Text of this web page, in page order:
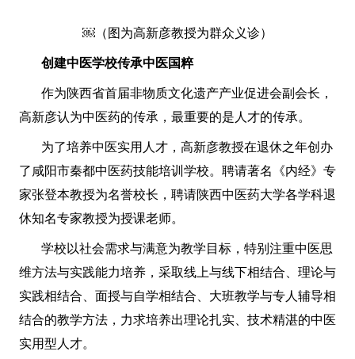
￼（图为高新彦教授为群众义诊）
创建中医学校传承中医国粹
作为陕西省首届非物质文化遗产产业促进会副会长，
高新彦认为中医药的传承，最重要的是人才的传承。
为了培养中医实用人才，高新彦教授在退休之年创办
了咸阳市秦都中医药技能培训学校。聘请著名《内经》专
家张登本教授为名誉校长，聘请陕西中医药大学各学科退
休知名专家教授为授课老师。
学校以社会需求与满意为教学目标，特别注重中医思
维方法与实践能力培养，采取线上与线下相结合、理论与
实践相结合、面授与自学相结合、大班教学与专人辅导相
结合的教学方法，力求培养出理论扎实、技术精湛的中医
实用型人才。